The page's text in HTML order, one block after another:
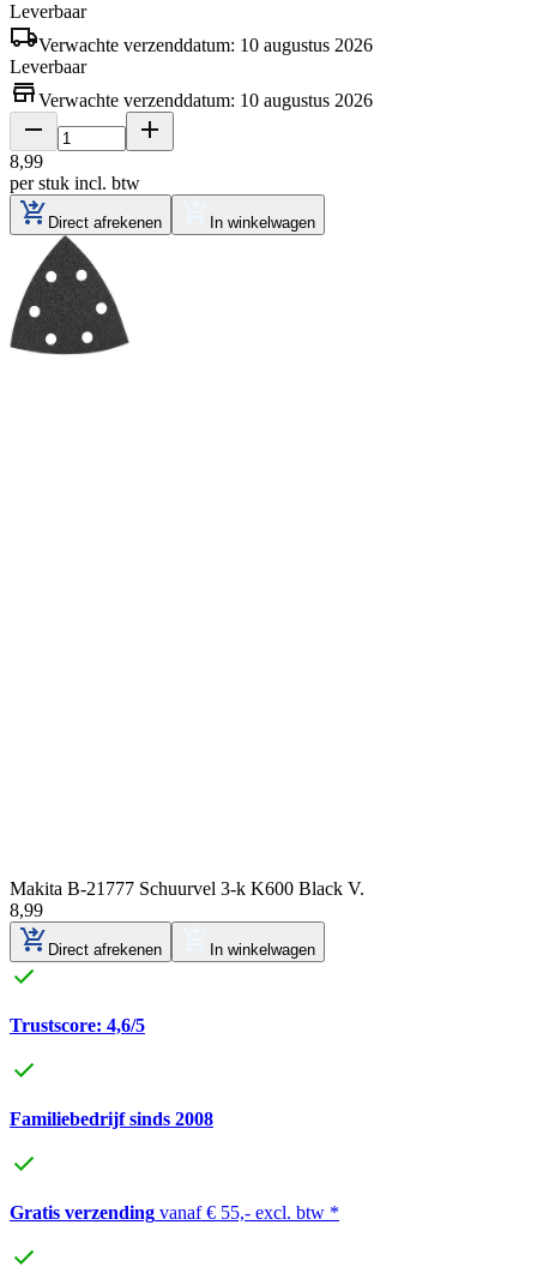
Leverbaar
Verwachte verzenddatum: 10 augustus 2026
Leverbaar
Verwachte verzenddatum: 10 augustus 2026
8,99
per stuk incl. btw
Direct afrekenen In winkelwagen
Makita B-21777 Schuurvel 3-k K600 Black V.
8,99
Direct afrekenen In winkelwagen
Trustscore: 4,6/5
Familiebedrijf sinds 2008
Gratis verzending vanaf € 55,- excl. btw *